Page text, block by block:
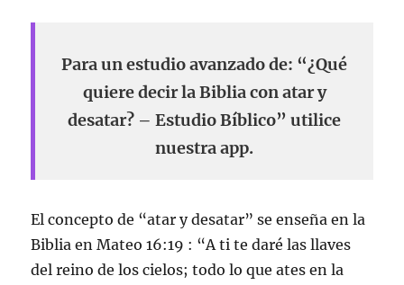
Para un estudio avanzado de: “¿Qué
quiere decir la Biblia con atar y
desatar? – Estudio Bíblico” utilice
nuestra app.
El concepto de “atar y desatar” se enseña en la
Biblia en Mateo 16:19 : “A ti te daré las llaves
del reino de los cielos; todo lo que ates en la